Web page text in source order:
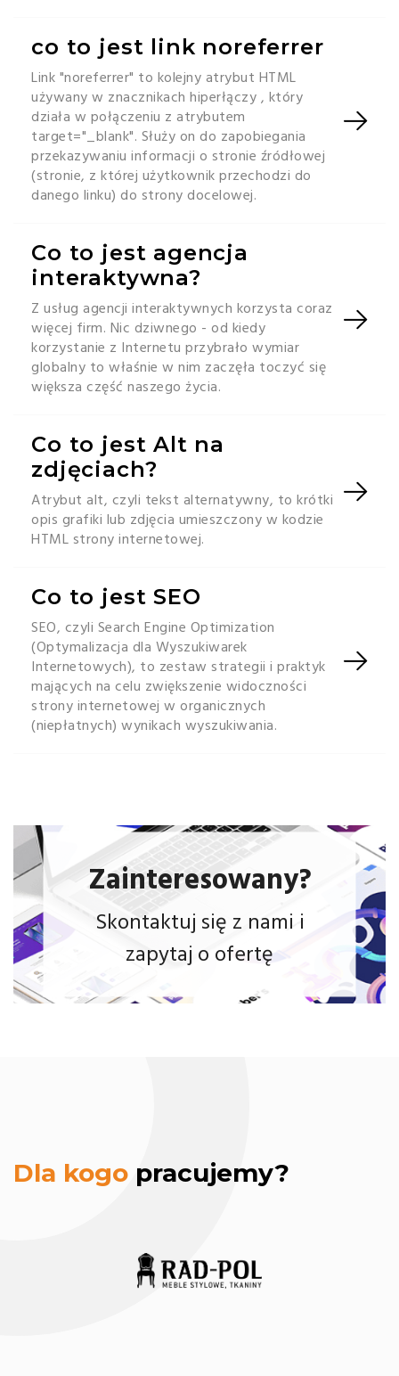
co to jest link noreferrer
Link "noreferrer" to kolejny atrybut HTML
używany w znacznikach hiperłączy , który
działa w połączeniu z atrybutem
target="_blank". Służy on do zapobiegania
przekazywaniu informacji o stronie źródłowej
(stronie, z której użytkownik przechodzi do
danego linku) do strony docelowej.
Co to jest agencja
interaktywna?
Z usług agencji interaktywnych korzysta coraz
więcej firm. Nic dziwnego - od kiedy
korzystanie z Internetu przybrało wymiar
globalny to właśnie w nim zaczęła toczyć się
większa część naszego życia.
Co to jest Alt na
zdjęciach?
Atrybut alt, czyli tekst alternatywny, to krótki
opis grafiki lub zdjęcia umieszczony w kodzie
HTML strony internetowej.
Co to jest SEO
SEO, czyli Search Engine Optimization
(Optymalizacja dla Wyszukiwarek
Internetowych), to zestaw strategii i praktyk
mających na celu zwiększenie widoczności
strony internetowej w organicznych
(niepłatnych) wynikach wyszukiwania.
Zainteresowany?
Skontaktuj się z nami i
zapytaj o ofertę
Dla kogo pracujemy?